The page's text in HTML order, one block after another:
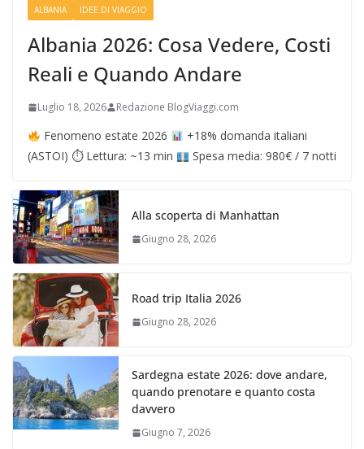
ALBANIA IDEE DI VIAGGIO
Albania 2026: Cosa Vedere, Costi
Reali e Quando Andare
Luglio 18, 2026 Redazione BlogViaggi.com
Fenomeno estate 2026
+18% domanda italiani
(ASTOI) ⏱ Lettura: ~13 min
Spesa media: 980€ / 7 notti
Alla scoperta di Manhattan
Giugno 28, 2026
Road trip Italia 2026
Giugno 28, 2026
Sardegna estate 2026: dove andare,
quando prenotare e quanto costa
davvero
Giugno 7, 2026